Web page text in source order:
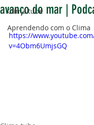
Clima tube
Aprendendo com o Clima
avanço do mar |
https://
v=4Obm6UmjsGQ